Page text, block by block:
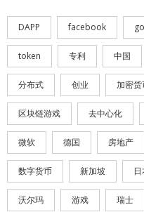
DAPP facebook
token 专利 中国
分布式 创业 加密货
区块链游戏 去中心化
微软 德国 房地产
数字货币 新加坡
沃尔玛 游戏 瑞士